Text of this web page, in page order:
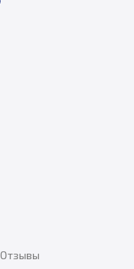
Отзывы